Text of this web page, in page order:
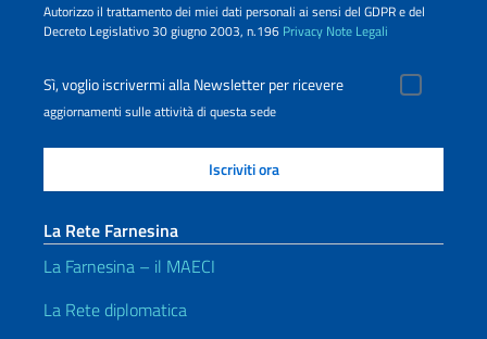
Autorizzo il trattamento dei miei dati personali ai sensi del GDPR e del
Decreto Legislativo 30 giugno 2003, n.196 Privacy Note Legali
Sì, voglio iscrivermi alla Newsletter per ricevere
aggiornamenti sulle attività di questa sede
La Rete Farnesina
La Farnesina – il MAECI
La Rete diplomatica